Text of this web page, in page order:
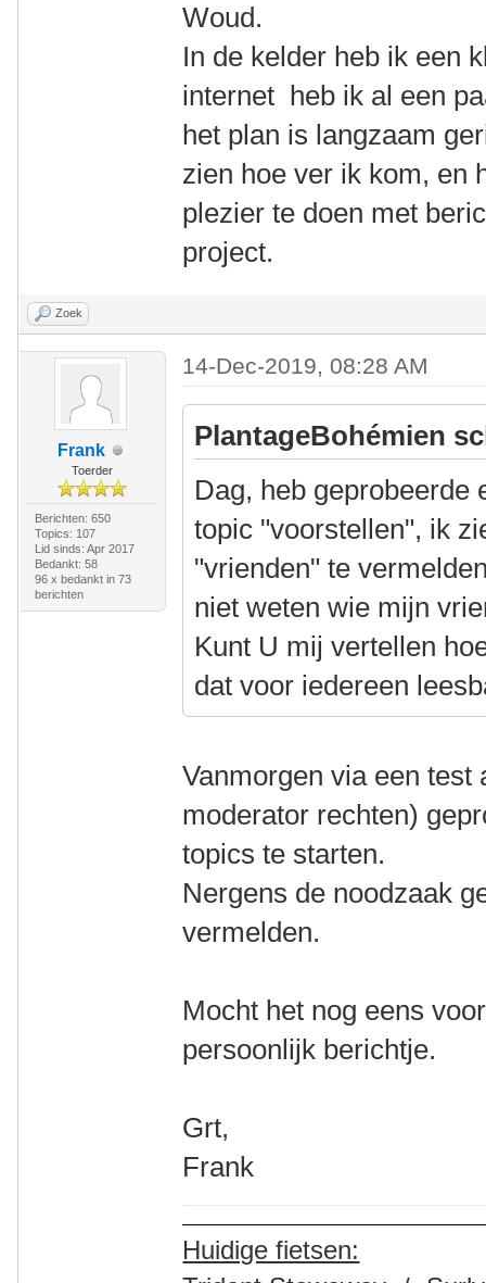
Woud.
In de kelder heb ik een
internet heb ik al een
het plan is langzaam
zien hoe ver ik kom, en
plezier te doen met
project.
Zoek
Frank
Toerder
Berichten: 650
Topics: 107
Lid sinds: Apr 2017
Bedankt: 58
96 x bedankt in 73
berichten
14-Dec-2019, 08:28 AM
PlantageBohémien
Dag, heb geprobeerde
topic "voorstellen", ik
"vrienden" te
niet weten wie mijn
Kunt U mij vertellen
dat voor iedereen
Vanmorgen via een
moderator rechten)
topics te starten.
Nergens de noodzaak
vermelden.
Mocht het nog eens
persoonlijk berichtje.
Grt,
Frank
Huidige fietsen: